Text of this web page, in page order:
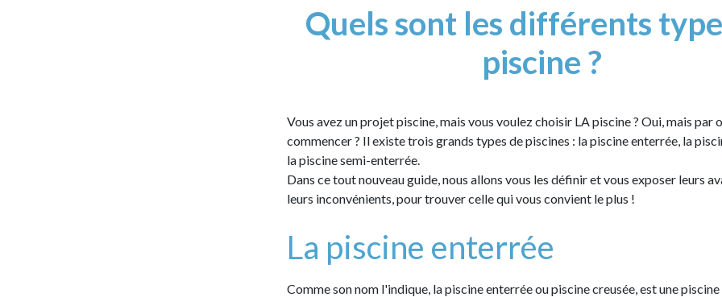
Quels sont les différents
piscine ?
Vous avez un projet piscine, mais vous voulez choisir LA piscine ? Oui, mais par
commencer ? Il existe trois grands types de piscines : la piscine enterrée, la
la piscine semi-enterrée.
Dans ce tout nouveau guide, nous allons vous les définir et vous exposer leurs
leurs inconvénients, pour trouver celle qui vous convient le plus !
La piscine enterrée
Comme son nom l'indique, la piscine enterrée ou piscine creusée, est une